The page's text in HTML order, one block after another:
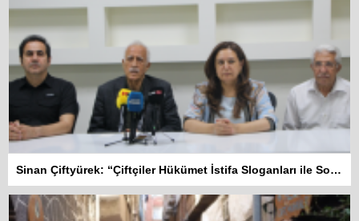
Sinan Çiftyürek: “Çiftçiler Hükümet İstifa Sloganları ile Sokakta”